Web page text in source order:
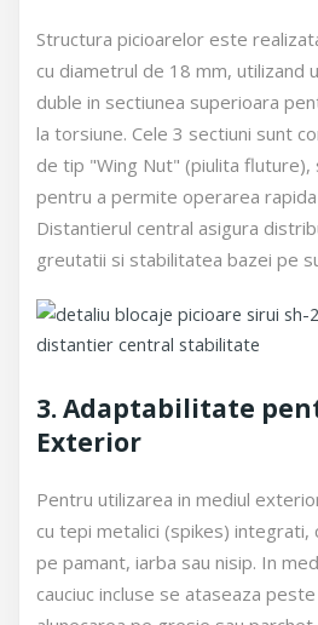
Structura picioarelor este
cu diametrul de 18 mm, utilizand
duble in sectiunea superioara
la torsiune. Cele 3 sectiuni sunt
de tip "Wing Nut" (piulita fluture),
pentru a permite operarea rapida
Distantierul central asigura
greutatii si stabilitatea bazei pe
3. Adaptabilitate
Exterior
Pentru utilizarea in mediul
cu tepi metalici (spikes) integrati,
pe pamant, iarba sau nisip. In
cauciuc incluse se ataseaza